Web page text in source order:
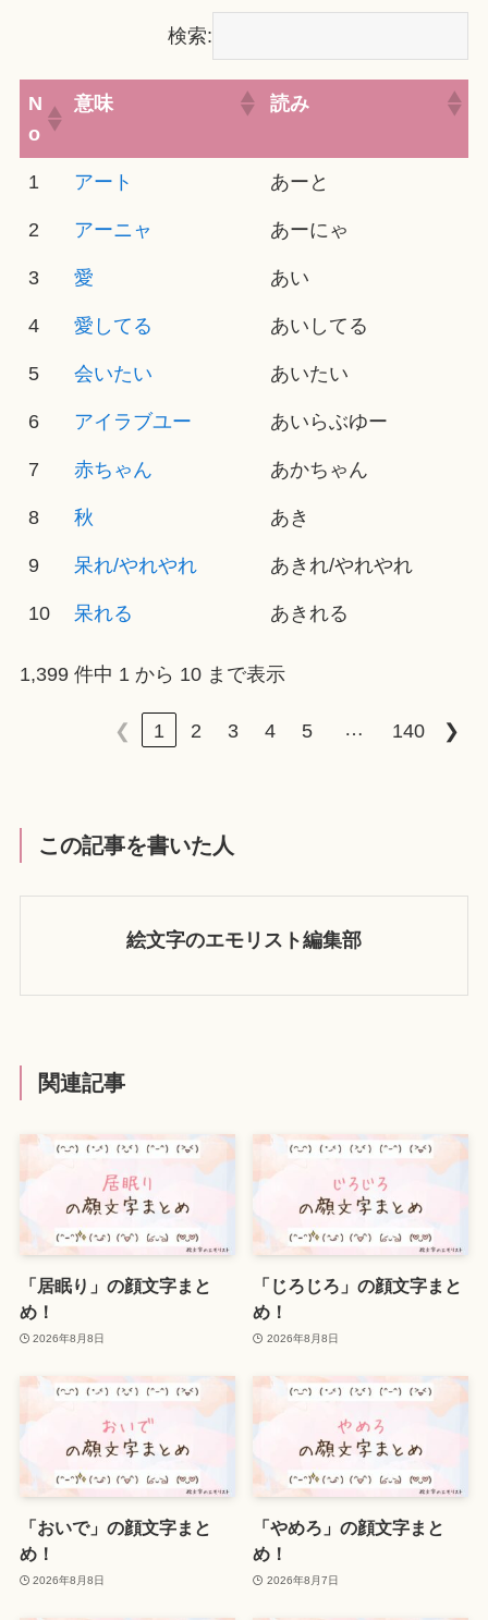
検索:
N
o
意味 読み
1 アート あーと
2 アーニャ あーにゃ
3 愛 あい
4 愛してる あいしてる
5 会いたい あいたい
6 アイラブユー あいらぶゆー
7 赤ちゃん あかちゃん
8 秋 あき
9 呆れ/やれやれ あきれ/やれやれ
10 呆れる あきれる
1,399 件中 1 から 10 まで表示
❮ 1 2 3 4 5 … 140 ❯
この記事を書いた人
絵文字のエモリスト編集部
関連記事
「居眠り」の顔文字まと
め！
2026年8月8日
「じろじろ」の顔文字まと
め！
2026年8月8日
「おいで」の顔文字まと
め！
2026年8月8日
「やめろ」の顔文字まと
め！
2026年8月7日